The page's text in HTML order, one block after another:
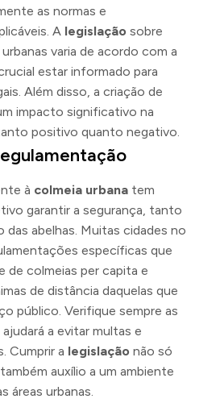
as normas e
A legislação sobre
varia de acordo com a
estar informado para
Além disso, a criação de
impacto significativo na
positivo quanto negativo.
à colmeia urbana tem
garantir a segurança, tanto
das abelhas. Muitas cidades no
específicas que
de colmeias per capita e
de distância daquelas que
público. Verifique sempre as
a evitar multas e
Cumprir a legislação não só
auxílio a um ambiente
áreas urbanas.